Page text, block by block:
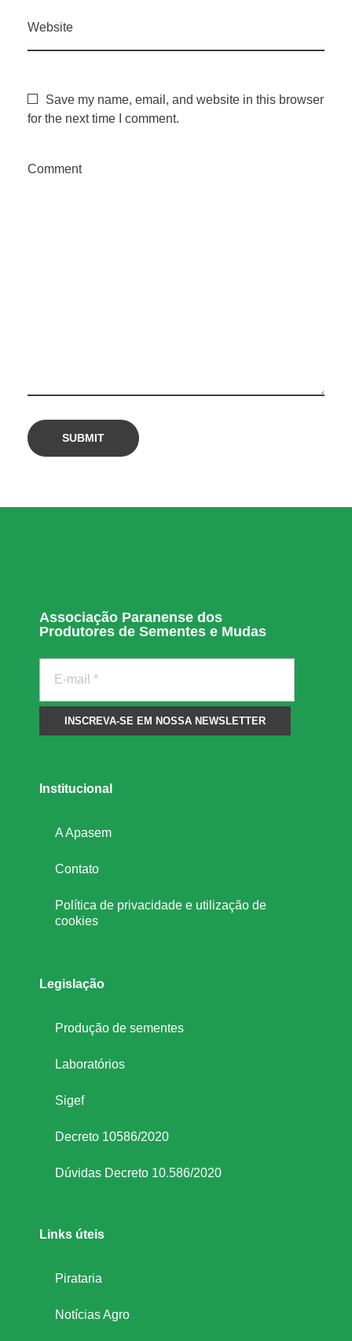
Website
Save my name, email, and website in this browser
for the next time I comment.
Comment
Associação Paranense dos
Produtores de Sementes e Mudas
Institucional
A Apasem
Contato
Política de privacidade e utilização de
cookies
Legislação
Produção de sementes
Laboratórios
Sigef
Decreto 10586/2020
Dúvidas Decreto 10.586/2020
Links úteis
Pirataria
Notícias Agro